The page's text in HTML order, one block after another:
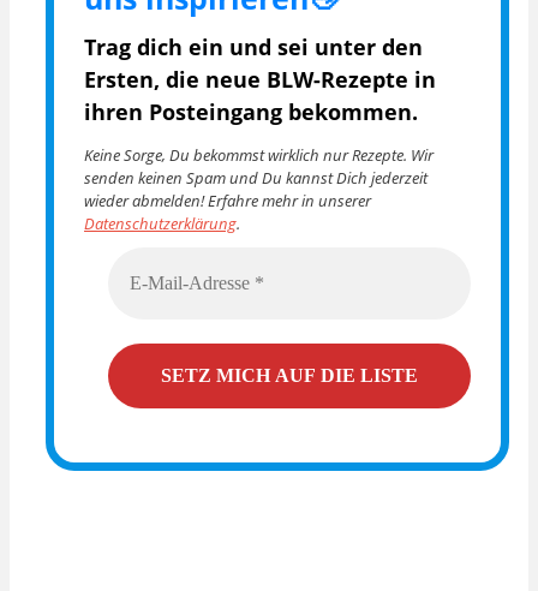
Trag dich ein und sei unter den
Ersten, die neue BLW-Rezepte in
ihren Posteingang bekommen.
Keine Sorge, Du bekommst wirklich nur Rezepte. Wir
senden keinen Spam und Du kannst Dich jederzeit
wieder abmelden! Erfahre mehr in unserer
Datenschutzerklärung.